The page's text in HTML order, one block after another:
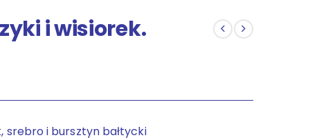
i wisiorek.
srebro i bursztyn bałtycki